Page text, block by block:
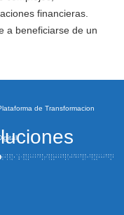
financieras.
a beneficiarse de un
de Transformacion